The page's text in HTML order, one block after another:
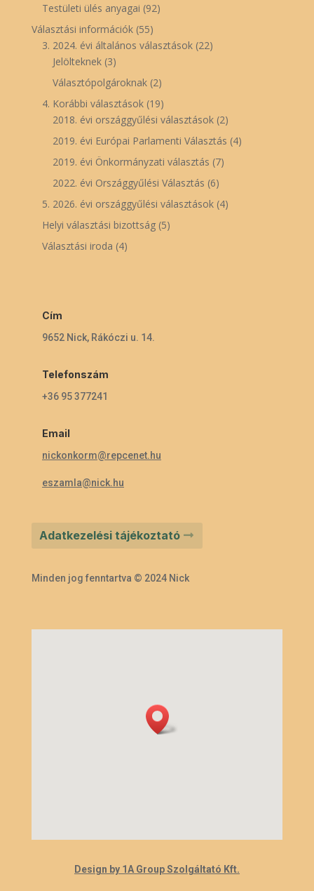
Testületi ülés anyagai (92)
Választási információk(55)
3. 2024. évi általános választások(22)
Jelölteknek(3)
Választópolgároknak(2)
4. Korábbi választások(19)
2018. évi országgyűlési választások(2)
2019. évi Európai Parlamenti Választás (4)
2019. évi Önkormányzati választás (7)
2022. évi Országgyűlési Választás (6)
5. 2026. évi országgyűlési választások(4)
Helyi választási bizottság(5)
Választási iroda (4)
Cím
9652 Nick, Rákóczi u. 14.
Telefonszám
+36 95 377241
Email
nickonkorm@repcenet.hu
eszamla@nick.hu
Adatkezelési tájékoztató
Minden jog fenntartva © 2024 Nick
Design by 1A Group Szolgáltató Kft.